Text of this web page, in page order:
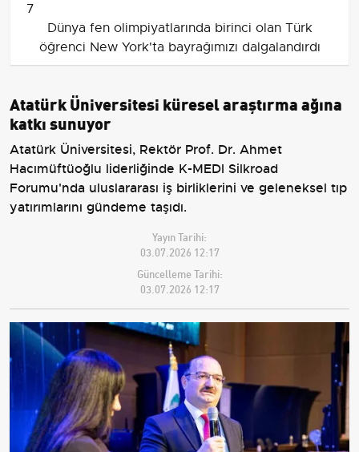
7
Dünya fen olimpiyatlarında birinci olan Türk
öğrenci New York'ta bayrağımızı dalgalandırdı
Atatürk Üniversitesi küresel araştırma ağına
katkı sunuyor
Atatürk Üniversitesi, Rektör Prof. Dr. Ahmet
Hacımüftüoğlu liderliğinde K-MEDI Silkroad
Forumu'nda uluslararası iş birliklerini ve geleneksel tıp
yatırımlarını gündeme taşıdı.
Yayın Tarihi:
03.07.2026 12:17
Güncelleme Tarihi:
03.07.2026 12:17